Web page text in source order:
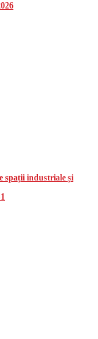
spații industriale și